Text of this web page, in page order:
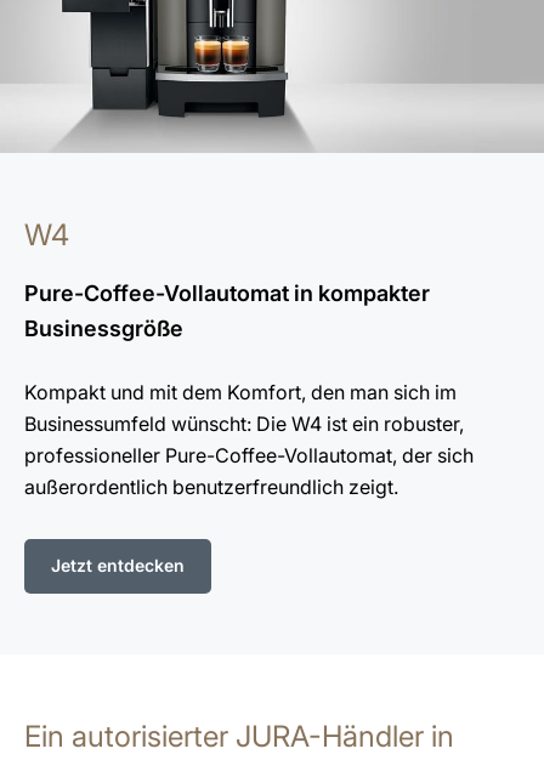
W4
Pure-Coffee-Vollautomat in kompakter
Businessgröße
Kompakt und mit dem Komfort, den man sich im
Businessumfeld wünscht: Die W4 ist ein robuster,
professioneller Pure-Coffee-Vollautomat, der sich
außerordentlich benutzerfreundlich zeigt.
Jetzt entdecken
Ein autorisierter JURA-Händler in